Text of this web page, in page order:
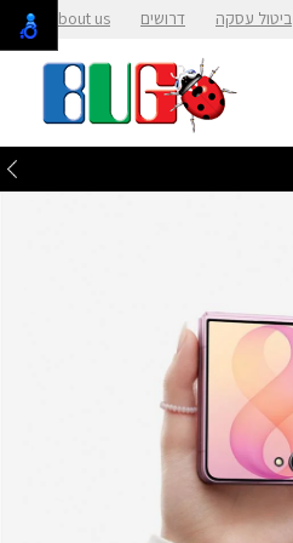
ביטול עסקה דרושים About us